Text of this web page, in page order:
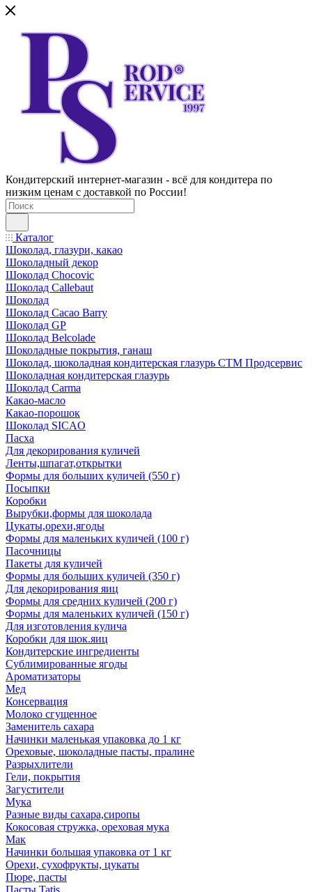
Кондитерский интернет-магазин - всё для кондитера по
низким ценам с доставкой по России!
Каталог
Шоколад, глазури, какао
Шоколадный декор
Шоколад Chocovic
Шоколад Callebaut
Шоколад
Шоколад Cacao Barry
Шоколад GP
Шоколад Belcolade
Шоколадные покрытия, ганаш
Шоколад, шоколадная кондитерская глазурь СТМ Продсервис
Шоколадная кондитерская глазурь
Шоколад Carma
Какао-масло
Какао-порошок
Шоколад SICAO
Пасха
Для декорирования куличей
Ленты,шпагат,открытки
Формы для больших куличей (550 г)
Посыпки
Коробки
Вырубки,формы для шоколада
Цукаты,орехи,ягоды
Формы для маленьких куличей (100 г)
Пасочницы
Пакеты для куличей
Формы для больших куличей (350 г)
Для декорирования яиц
Формы для средних куличей (200 г)
Формы для маленьких куличей (150 г)
Для изготовления кулича
Коробки для шок.яиц
Кондитерские ингредиенты
Сублимированные ягоды
Ароматизаторы
Мед
Консервация
Молоко сгущенное
Заменитель сахара
Начинки маленькая упаковка до 1 кг
Ореховые, шоколадные пасты, пралине
Разрыхлители
Гели, покрытия
Загустители
Мука
Разные виды сахара,сиропы
Кокосовая стружка, ореховая мука
Мак
Начинки большая упаковка от 1 кг
Орехи, сухофрукты, цукаты
Пюре, пасты
Пасты Tatis